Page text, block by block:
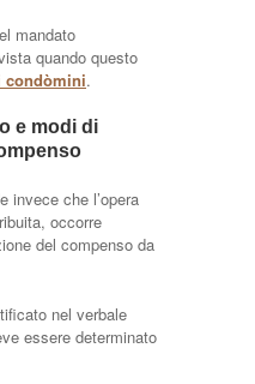
mandato
quando questo
condòmini.
e modi di
invece che l’opera
occorre
del compenso da
nel verbale
essere determinato